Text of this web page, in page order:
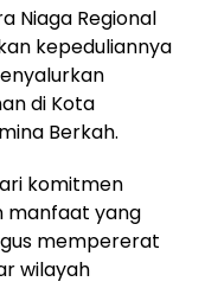
Niaga Regional
kepeduliannya
di Kota
Berkah.
komitmen
manfaat yang
mempererat
wilayah